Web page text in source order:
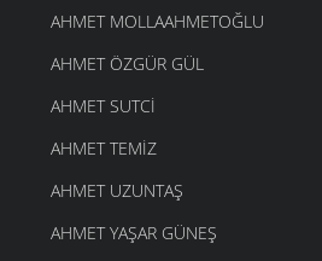
AHMET MOLLAAHMETOĞLU
AHMET ÖZGÜR GÜL
AHMET SUTCI
AHMET TEMIZ
AHMET UZUNTAŞ
AHMET YAŞAR GÜNEŞ